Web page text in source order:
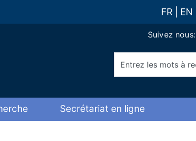
FR EN
Link social
Suivez nous:
Secrétariat en ligne